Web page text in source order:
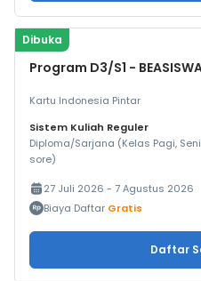
Dibuka
Program D3/S1 -
Kartu Indonesia Pintar
Sistem Kuliah Reguler
Diploma/Sarjana (Kelas Pagi,
sore)
27 Juli 2026 - 7 Agustus 2026
Biaya Daftar Gratis
Daftar